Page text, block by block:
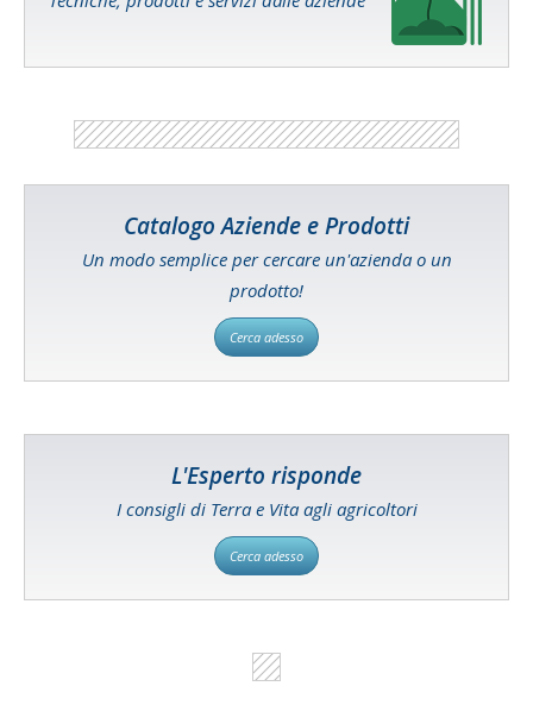
Catalogo Aziende e Prodotti
Un modo semplice per cercare un'azienda o un
prodotto!
Cerca adesso
L'Esperto risponde
I consigli di Terra e Vita agli agricoltori
Cerca adesso